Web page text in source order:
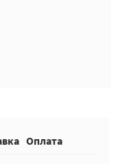
Оплата